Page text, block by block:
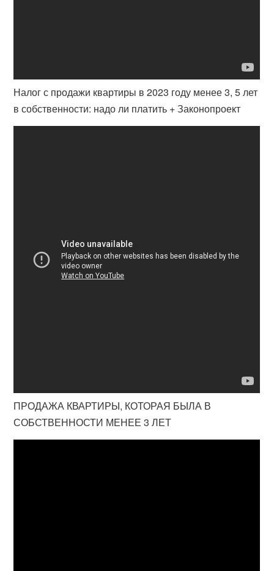
Налог с продажи квартиры в 2023 году менее 3, 5 лет
в собственности: надо ли платить + Законопроект
ПРОДАЖА КВАРТИРЫ, КОТОРАЯ БЫЛА В
СОБСТВЕННОСТИ МЕНЕЕ 3 ЛЕТ